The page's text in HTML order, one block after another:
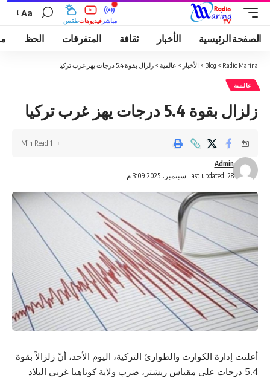
طقسفيديوهات مباشر
Aa
الصفحة الرئيسية الأخبار ثقافة المتفرقات الحظ
Radio Marina
>
Blog
> الأخبار > عالمية > زلزال بقوة 5.4 درجات يهز غرب تركيا
عالمية
زلزال بقوة 5.4 درجات يهز غرب تركيا
Last updated: 28 سبتمبر، 2025 3:09 م
Admin
1 Min Read
أعلنت إدارة الكوارث والطوارئ التركية، اليوم الأحد، أنّ زلزالاً بقوة
5.4 درجات على مقياس ريشتر، ضرب ولاية كوتاهيا غربي البلاد